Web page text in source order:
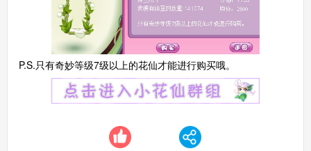
P.S.只有奇妙等级7级以上的花仙才能进行购买哦。